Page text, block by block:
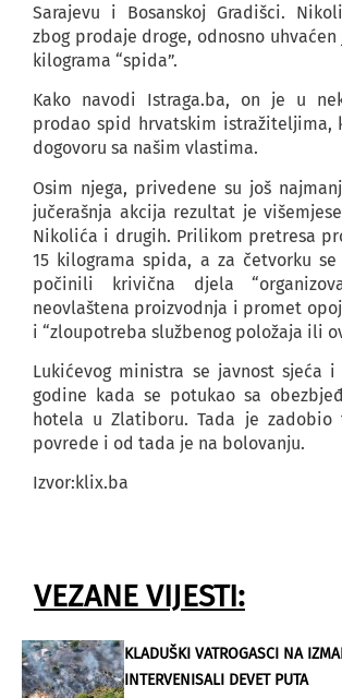
Sarajevu i Bosanskoj Gradišci.
zbog prodaje droge, odnosno
kilograma “spida”.
Kako navodi Istraga.ba, on je u
prodao spid hrvatskim istražiteljima,
dogovoru sa našim vlastima.
Osim njega, privedene su još
jučerašnja akcija rezultat je
Nikolića i drugih. Prilikom pretresa
15 kilograma spida, a za četvorku
počinili krivična djela
neovlaštena proizvodnja i promet
i “zloupotreba službenog položaja ili
Lukićevog ministra se javnost sjeća
godine kada se potukao sa
hotela u Zlatiboru. Tada je zadobio
povrede i od tada je na bolovanju.
Izvor:klix.ba
VEZANE VIJESTI:
KLADUŠKI VATROGASCI NA
INTERVENISALI DEVET PUTA